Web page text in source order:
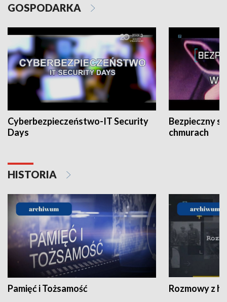
GOSPODARKA
Cyberbezpieczeństwo-IT Security
Days
Bezpieczny
chmurach
HISTORIA
Pamięć i Tożsamość Rozmowy z